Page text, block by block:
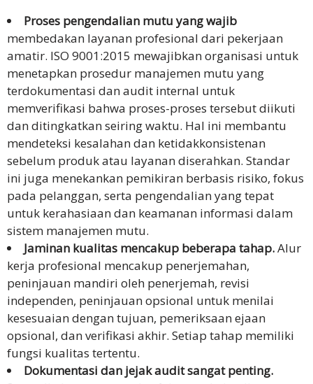
Proses pengendalian mutu yang wajib
membedakan layanan profesional dari pekerjaan
amatir. ISO 9001:2015 mewajibkan organisasi untuk
menetapkan prosedur manajemen mutu yang
terdokumentasi dan audit internal untuk
memverifikasi bahwa proses-proses tersebut diikuti
dan ditingkatkan seiring waktu. Hal ini membantu
mendeteksi kesalahan dan ketidakkonsistenan
sebelum produk atau layanan diserahkan. Standar
ini juga menekankan pemikiran berbasis risiko, fokus
pada pelanggan, serta pengendalian yang tepat
untuk kerahasiaan dan keamanan informasi dalam
sistem manajemen mutu.
Jaminan kualitas mencakup beberapa tahap.Alur
kerja profesional mencakup penerjemahan,
peninjauan mandiri oleh penerjemah, revisi
independen, peninjauan opsional untuk menilai
kesesuaian dengan tujuan, pemeriksaan ejaan
opsional, dan verifikasi akhir. Setiap tahap memiliki
fungsi kualitas tertentu.
Dokumentasi dan jejak audit sangat penting.